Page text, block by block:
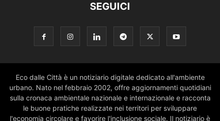
SEGUICI
Eco dalle Città è un notiziario digitale dedicato all'ambiente
urbano. Nato nel febbraio 2002, offre aggiornamenti quotidiani
sulla cronaca ambientale nazionale e internazionale e racconta
le buone pratiche realizzate nei territori per sviluppare
l'economia circolare e favorire l'inclusione sociale. Il notiziario è